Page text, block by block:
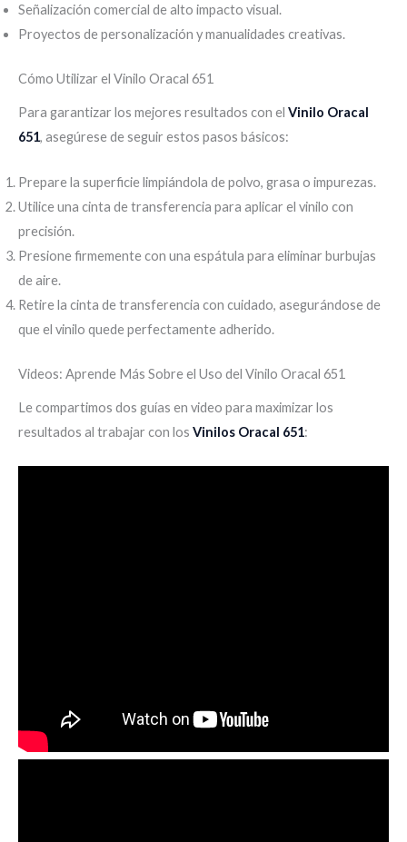
Señalización comercial de alto impacto visual.
Proyectos de personalización y manualidades creativas.
Cómo Utilizar el Vinilo Oracal 651
Para garantizar los mejores resultados con el Vinilo Oracal
651, asegúrese de seguir estos pasos básicos:
Prepare la superficie limpiándola de polvo, grasa o impurezas.
Utilice una cinta de transferencia para aplicar el vinilo con
precisión.
Presione firmemente con una espátula para eliminar burbujas
de aire.
Retire la cinta de transferencia con cuidado, asegurándose de
que el vinilo quede perfectamente adherido.
Videos: Aprende Más Sobre el Uso del Vinilo Oracal 651
Le compartimos dos guías en video para maximizar los
resultados al trabajar con los Vinilos Oracal 651: